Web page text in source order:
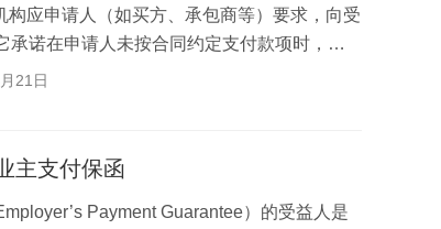
应申请人（如买方、承包商等）要求，向受
诺在申请人未按合同约定支付款项时，由
21日
主支付保函
Payment Guarantee）的受益人是